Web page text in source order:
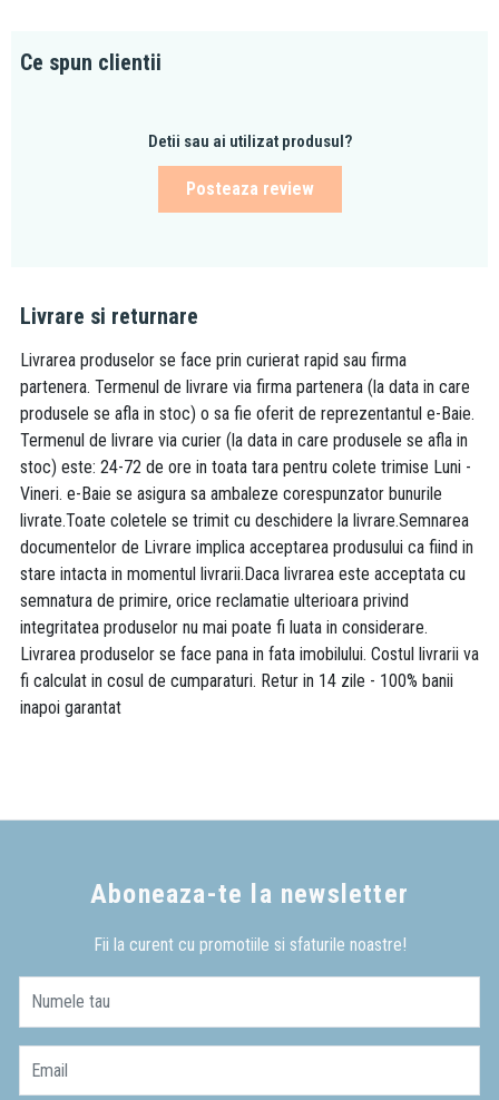
Ce spun clientii
Detii sau ai utilizat produsul?
Posteaza review
Livrare si returnare
Livrarea produselor se face prin curierat rapid sau firma
partenera. Termenul de livrare via firma partenera (la data in care
produsele se afla in stoc) o sa fie oferit de reprezentantul e-Baie.
Termenul de livrare via curier (la data in care produsele se afla in
stoc) este: 24-72 de ore in toata tara pentru colete trimise Luni -
Vineri. e-Baie se asigura sa ambaleze corespunzator bunurile
livrate.Toate coletele se trimit cu deschidere la livrare.Semnarea
documentelor de Livrare implica acceptarea produsului ca fiind in
stare intacta in momentul livrarii.Daca livrarea este acceptata cu
semnatura de primire, orice reclamatie ulterioara privind
integritatea produselor nu mai poate fi luata in considerare.
Livrarea produselor se face pana in fata imobilului. Costul livrarii va
fi calculat in cosul de cumparaturi. Retur in 14 zile - 100% banii
inapoi garantat
Aboneaza-te la newsletter
Fii la curent cu promotiile si sfaturile noastre!
Numele tau
Email